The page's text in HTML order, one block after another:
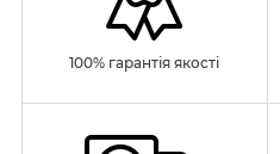
100% гарантія якості